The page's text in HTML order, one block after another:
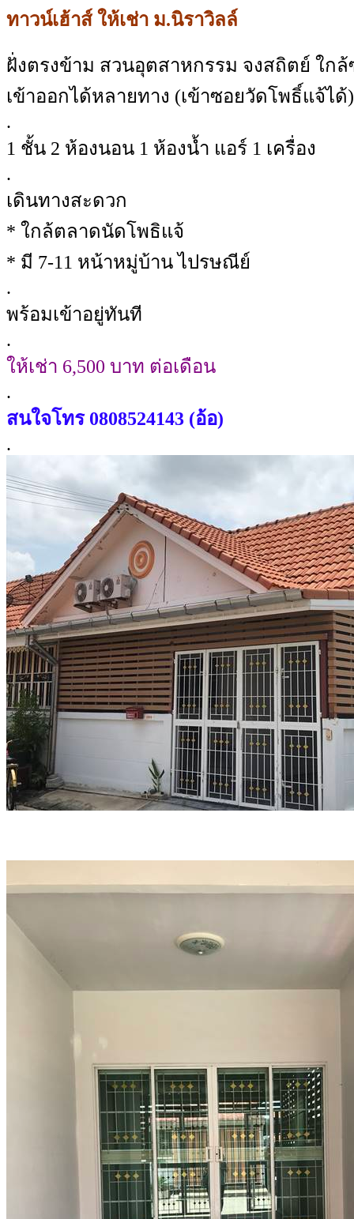
ทาวน์เฮ้าส์ ให้เช่า ม.นิราวิลล์
ฝั่งตรงข้าม สวนอุตสาหกรรม จงสถิตย์ ใกล้
เข้าออกได้หลายทาง (เข้าซอยวัดโพธิ์แจ้ได้)
.
1 ชั้น 2 ห้องนอน 1 ห้องน้ำ แอร์ 1 เครื่อง
.
เดินทางสะดวก
* ใกล้ตลาดนัดโพธิแจ้
* มี 7-11 หน้าหมู่บ้าน ไปรษณีย์
.
พร้อมเข้าอยู่ทันที
.
ให้เช่า 6,500 บาท ต่อเดือน
.
สนใจโทร 0808524143 (อ้อ)
.